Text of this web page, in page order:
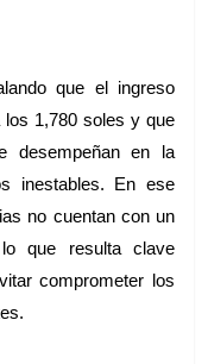
que el ingreso
los 1,780 soles y que
desempeñan en la
inestables. En ese
no cuentan con un
que resulta clave
comprometer los